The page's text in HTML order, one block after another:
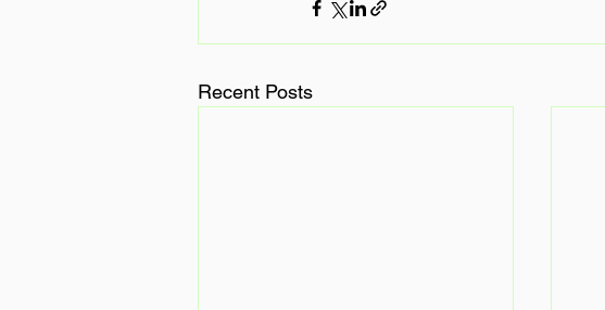
Recent Posts